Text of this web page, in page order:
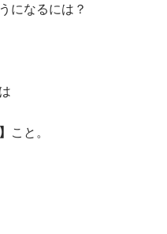
になるには？
こと。